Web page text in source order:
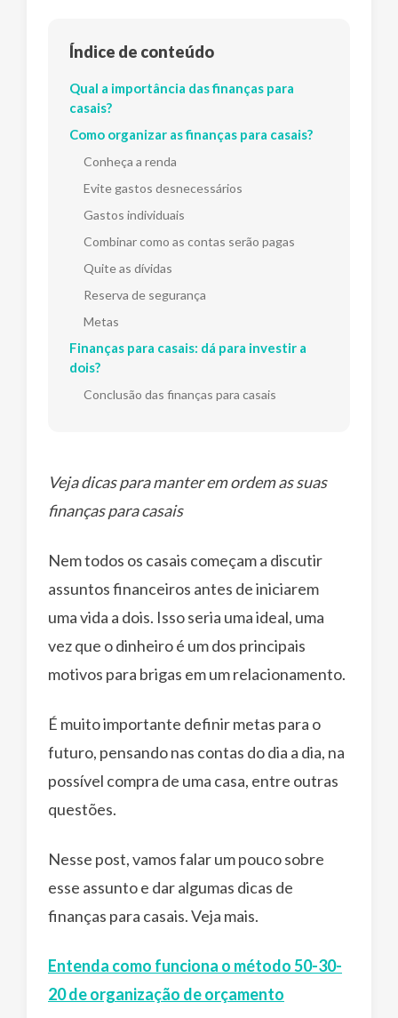
Índice de conteúdo
Qual a importância das finanças para
casais?
Como organizar as finanças para casais?
Conheça a renda
Evite gastos desnecessários
Gastos individuais
Combinar como as contas serão pagas
Quite as dívidas
Reserva de segurança
Metas
Finanças para casais: dá para investir a
dois?
Conclusão das finanças para casais
Veja dicas para manter em ordem as suas
finanças para casais
Nem todos os casais começam a discutir
assuntos financeiros antes de iniciarem
uma vida a dois. Isso seria uma ideal, uma
vez que o dinheiro é um dos principais
motivos para brigas em um relacionamento.
É muito importante definir metas para o
futuro, pensando nas contas do dia a dia, na
possível compra de uma casa, entre outras
questões.
Nesse post, vamos falar um pouco sobre
esse assunto e dar algumas dicas de
finanças para casais. Veja mais.
Entenda como funciona o método 50-30-
20 de organização de orçamento